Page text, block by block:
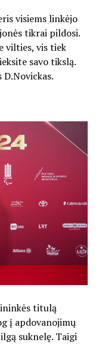
visiems linkėjo
tikrai pildosi.
vilties, vis tiek
savo tikslą.
titulą
į apdovanojimų
suknelę. Taigi